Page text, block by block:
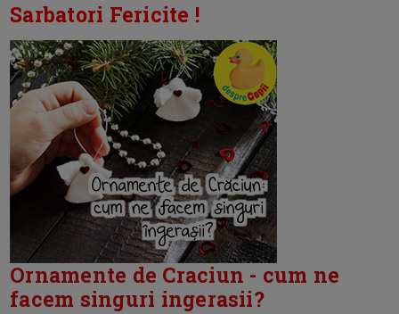
Sarbatori Fericite !
Ornamente de Craciun - cum ne
facem singuri ingerasii?